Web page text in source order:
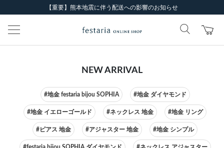
【重要】熊本地震に伴う配送への影響のお知らせ
NEW ARRIVAL
#地金 festaria bijou SOPHIA #地金 ダイヤモンド
#地金 イエローゴールド #ネックレス 地金 #地金 リング
#ピアス 地金 #アジャスター 地金 #地金 シンプル